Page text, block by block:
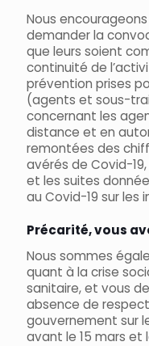
Nous
demander la
que leurs soient
continuité de
prévention prises
(agents et sous-
concernant les
distance et en
remontées des
avérés de Covid-
et les suites
au Covid-19 sur les
Précarité, vous
Nous sommes
quant à la crise
sanitaire, et vous
absence de
gouvernement sur
avant le 15 mars et